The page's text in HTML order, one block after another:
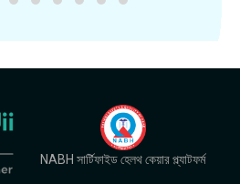
NABH সার্টিফাইড হেলথ কেয়ার প্ল্যাটফর্ম